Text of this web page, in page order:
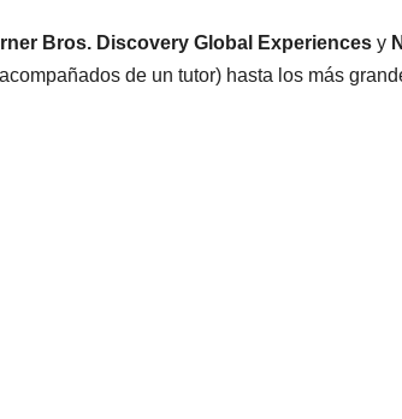
Bros. Discovery Global Experiences y
de un tutor) hasta los más